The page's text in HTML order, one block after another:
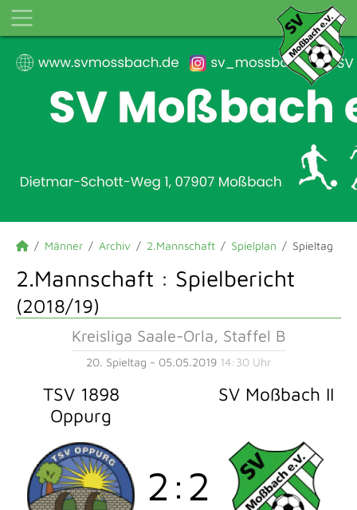
Männer Archiv 2.Mannschaft Spielplan Spieltag
2.Mannschaft : Spielbericht
(2018/19)
Kreisliga Saale-Orla, Staffel B
20. Spieltag - 05.05.2019 14:30 Uhr
TSV 1898
Oppurg
SV Moßbach II
2 : 2